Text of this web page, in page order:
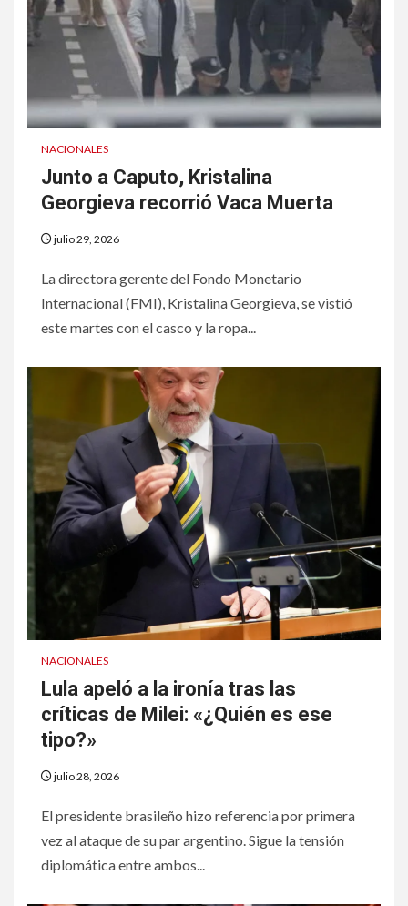
NACIONALES
Junto a Caputo, Kristalina
Georgieva recorrió Vaca Muerta
julio 29, 2026
La directora gerente del Fondo Monetario
Internacional (FMI), Kristalina Georgieva, se vistió
este martes con el casco y la ropa...
NACIONALES
Lula apeló a la ironía tras las
críticas de Milei: «¿Quién es ese
tipo?»
julio 28, 2026
El presidente brasileño hizo referencia por primera
vez al ataque de su par argentino. Sigue la tensión
diplomática entre ambos...